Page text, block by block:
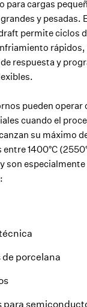
cargas
y pesadas.
permite ciclos
respuesta y
pueden operar
cuando el
su máximo
1400°C
son
porcelana
para